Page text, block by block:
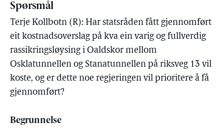
Spørsmål
Terje Kollbotn (R): Har statsråden fått gjennomført
eit kostnadsoverslag på kva ein varig og fullverdig
rassikringsløysing i Oaldskor mellom
Osklatunnellen og Stanatunnellen på riksveg 13 vil
koste, og er dette noe regjeringen vil prioritere å få
gjennomført?
Begrunnelse